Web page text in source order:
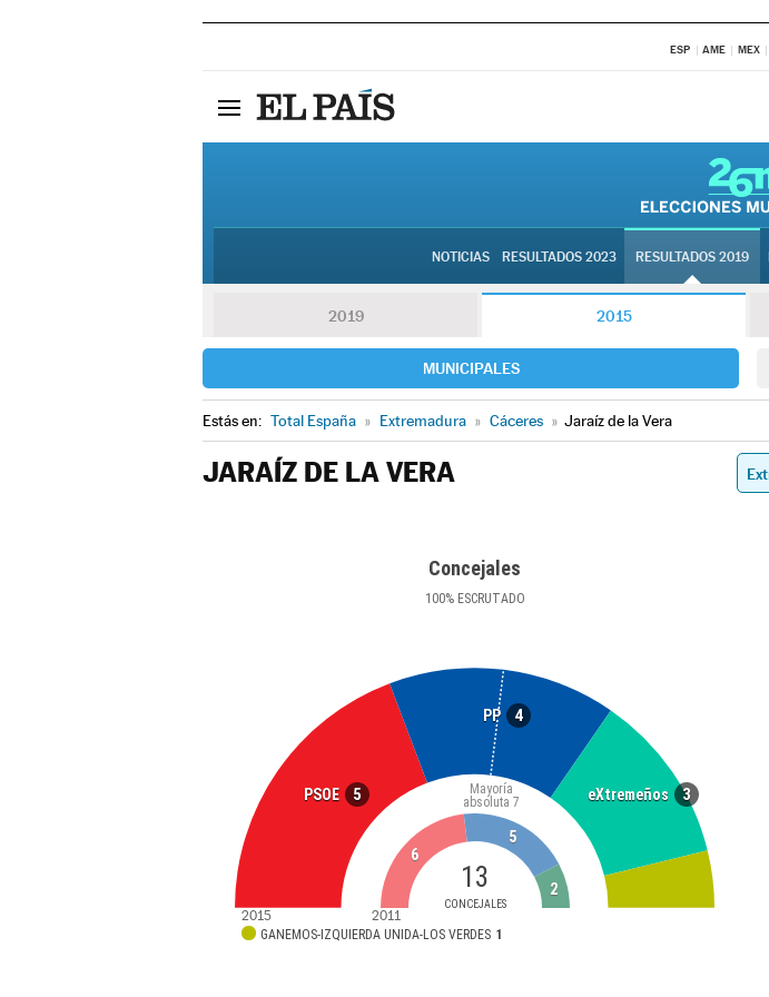
ESP AME MEX
NOTICIAS RESULTADOS 2023 RESULTADOS 2019
2019 2015
MUNICIPALES
Estás en: Total España » Extremadura » Cáceres » Jaraíz de la Vera
JARAÍZ DE LA VERA
Concejales
100%ESCRUTADO
PSOE 5
PP 4
eXtremeños 3
13
CONCEJALES
Mayoría
absoluta 7
GANEMOS-IZQUIERDA UNIDA-LOS VERDES 1
6
5
2
2015 2011